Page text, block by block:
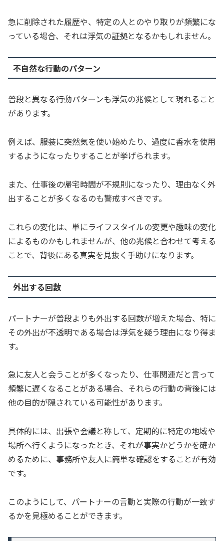
急に削除された履歴や、特定の人とのやり取りが頻繁にな
っている場合、それは浮気の証拠となるかもしれません。
不自然な行動のパターン
普段と異なる行動パターンも浮気の兆候として現れること
があります。
例えば、服装に突然気を使い始めたり、過度に香水を使用
するようになったりすることが挙げられます。
また、仕事後の帰宅時間が不規則になったり、理由なく外
出することが多くなるのも警戒すべきです。
これらの変化は、単にライフスタイルの変更や趣味の変化
によるものかもしれませんが、他の兆候と合わせて考える
ことで、背後にある真実を見抜く手助けになります。
外出する回数
パートナーが普段よりも外出する回数が増えた場合、特に
その外出が不透明である場合は浮気を疑う理由になり得ま
す。
急に友人と会うことが多くなったり、仕事関連だと言って
頻繁に遅くなることがある場合、それらの行動の背後には
他の目的が隠されている可能性があります。
具体的には、出張や会議と称して、定期的に特定の地域や
場所へ行くようになったとき、それが事実かどうかを確か
めるために、事務所や友人に簡単な確認をすることが有効
です。
このようにして、パートナーの言動と実際の行動が一致す
るかを見極めることができます。